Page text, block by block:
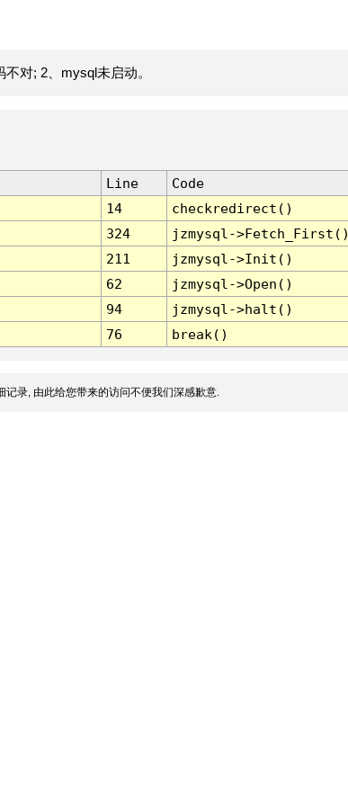
对; 2、mysql未启动。
Line
Code
14
checkredirect()
324
jzmysql-
211
jzmysql->Init()
62
jzmysql->Open()
94
jzmysql->halt()
76 break()
录, 由此给您带来的访问不便我们深感歉意.